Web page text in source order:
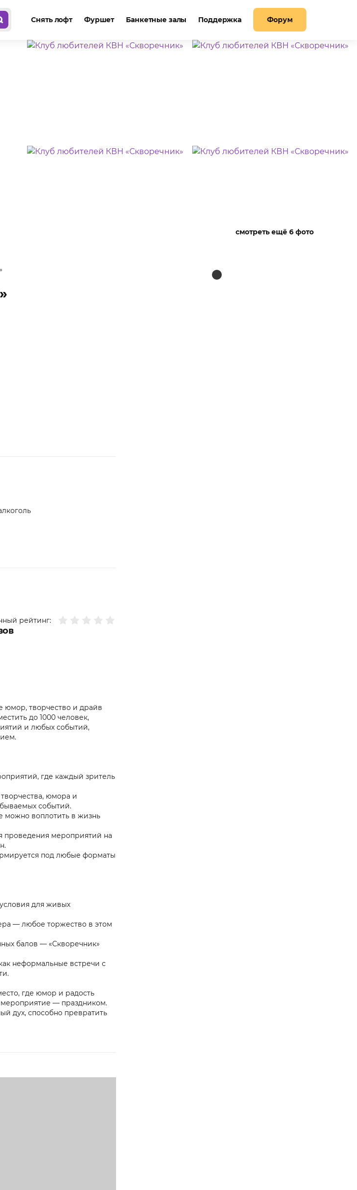
Снять лофт Фуршет Банкетные залы Поддержка Форум
смотреть ещё 6 фото
рейтинг:
юмор, творчество и драйв
до 1000 человек,
и любых событий,
где каждый зритель
юмора и
событий.
можно воплотить в жизнь
проведения мероприятий на
под любые форматы
для живых
— любое торжество в этом
балов — «Скворечник»
неформальные встречи с
где юмор и радость
мероприятие — праздником.
дух, способно превратить